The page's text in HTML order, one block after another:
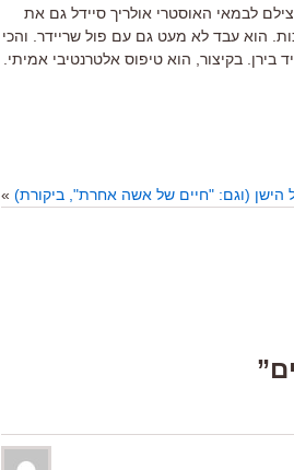
לבמאי האוסטרי אולריך סיידל גם את
הוא עבד לא מעט גם עם פול שריידר. והכי
בקיצור, הוא טיפוס אלטרנטיבי אמיתי.
הישן (וגם: "חיים של אשה אחרת", ביקורת) »